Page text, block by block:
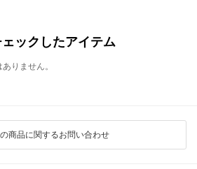
ックしたアイテム
りません。
の商品に関するお問い合わせ